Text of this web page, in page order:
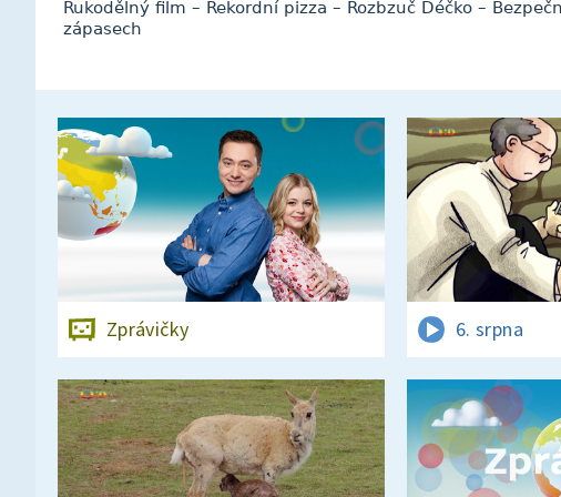
Rukodělný film – Rekordní pizza – Rozbzuč Déčko –
zápasech
Zprávičky 6. srpna